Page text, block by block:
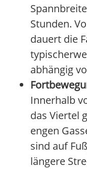
Stunden.
dauert die
abhängig
Innerhalb
das Viertel
engen
sind auf
längere